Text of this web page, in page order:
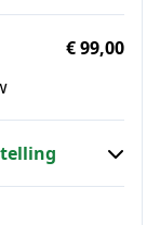
€ 99,00